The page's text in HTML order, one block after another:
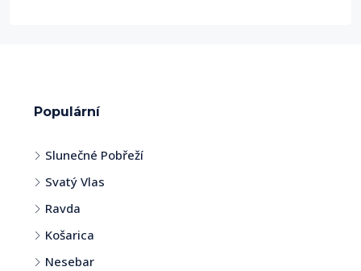
Populární
Slunečné Pobřeží
Svatý Vlas
Ravda
Košarica
Nesebar